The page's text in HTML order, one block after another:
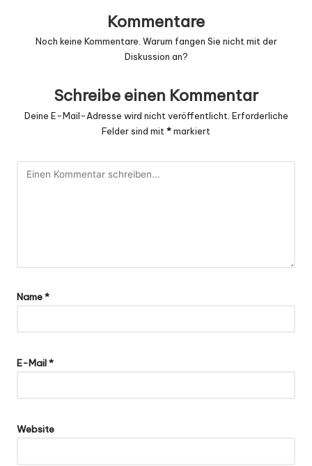
Kommentare
Noch keine Kommentare. Warum fangen Sie nicht mit der
Diskussion an?
Schreibe einen Kommentar
Deine E-Mail-Adresse wird nicht veröffentlicht. Erforderliche
Felder sind mit *markiert
Name*
E-Mail*
Website